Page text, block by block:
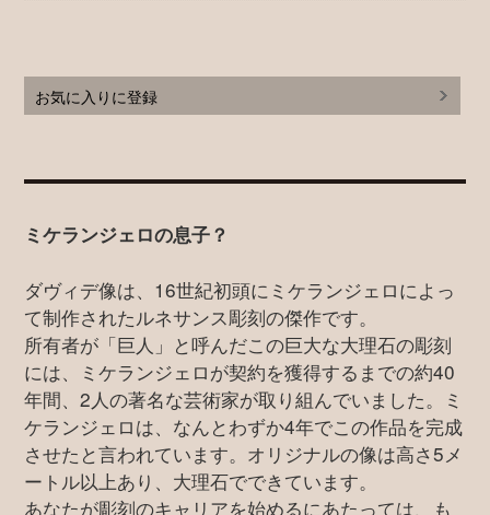
お気に入りに登録
ミケランジェロの息子？
ダヴィデ像は、16世紀初頭にミケランジェロによっ
て制作されたルネサンス彫刻の傑作です。
所有者が「巨人」と呼んだこの巨大な大理石の彫刻
には、ミケランジェロが契約を獲得するまでの約40
年間、2人の著名な芸術家が取り組んでいました。ミ
ケランジェロは、なんとわずか4年でこの作品を完成
させたと言われています。オリジナルの像は高さ5メ
ートル以上あり、大理石でできています。
あなたが彫刻のキャリアを始めるにあたっては、も